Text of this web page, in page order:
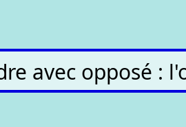
avec opposé :